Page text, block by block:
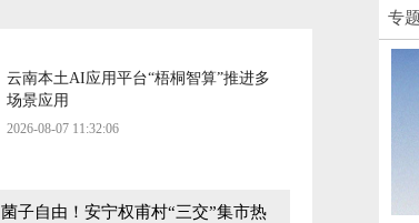
专题
云南本土AI应用平台“梧桐智算”推进多
场景应用
2026-08-07 11:32:06
菌子自由！安宁权甫村“三交”集市热